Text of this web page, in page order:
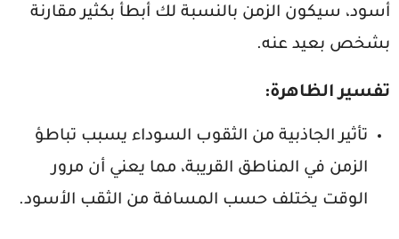
أسود، سيكون الزمن بالنسبة لك أبطأ بكثير مقارنة
بشخص بعيد عنه.
تفسير الظاهرة:
تأثير الجاذبية من الثقوب السوداء يسبب تباطؤ
الزمن في المناطق القريبة، مما يعني أن مرور
الوقت يختلف حسب المسافة من الثقب الأسود.